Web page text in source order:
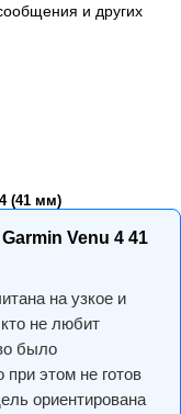
и других
(41 мм)
Venu 4 41
на узкое и
не любит
было
этом не готов
ориентирована